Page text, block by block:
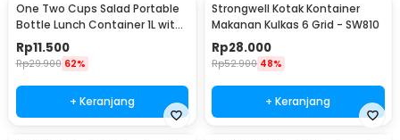
One Two Cups Salad Portable
Bottle Lunch Container 1L with
Fork - RF20
Rp11.500
Rp29.900 62%
+ Keranjang
Strongwell Kotak Kontainer
Makanan Kulkas 6 Grid - SW810
Rp28.000
Rp52.900 48%
+ Keranjang